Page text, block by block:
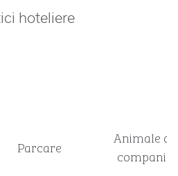
hoteliere
Parcare
Animale de
companie